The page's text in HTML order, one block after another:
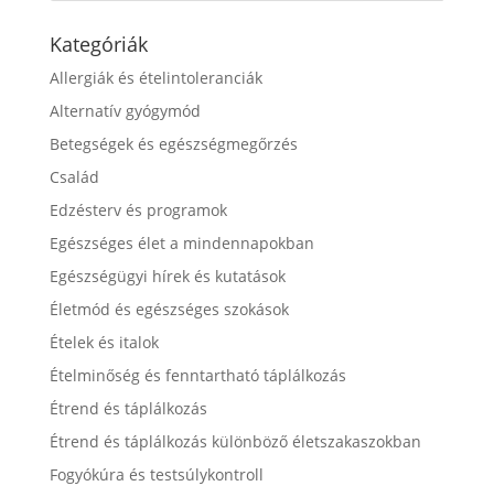
Kategóriák
Allergiák és ételintoleranciák
Alternatív gyógymód
Betegségek és egészségmegőrzés
Család
Edzésterv és programok
Egészséges élet a mindennapokban
Egészségügyi hírek és kutatások
Életmód és egészséges szokások
Ételek és italok
Ételminőség és fenntartható táplálkozás
Étrend és táplálkozás
Étrend és táplálkozás különböző életszakaszokban
Fogyókúra és testsúlykontroll